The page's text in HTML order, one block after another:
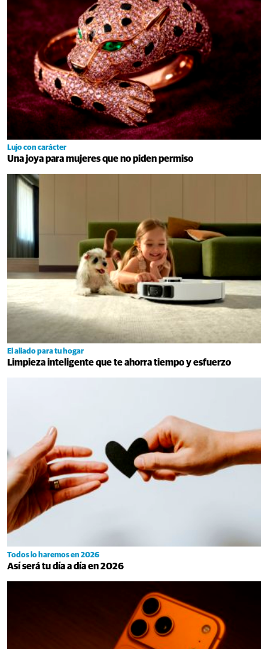
Lujo con carácter
Una joya para mujeres que no piden permiso
El aliado para tu hogar
Limpieza inteligente que te ahorra tiempo y esfuerzo
Todos lo haremos en 2026
Así será tu día a día en 2026